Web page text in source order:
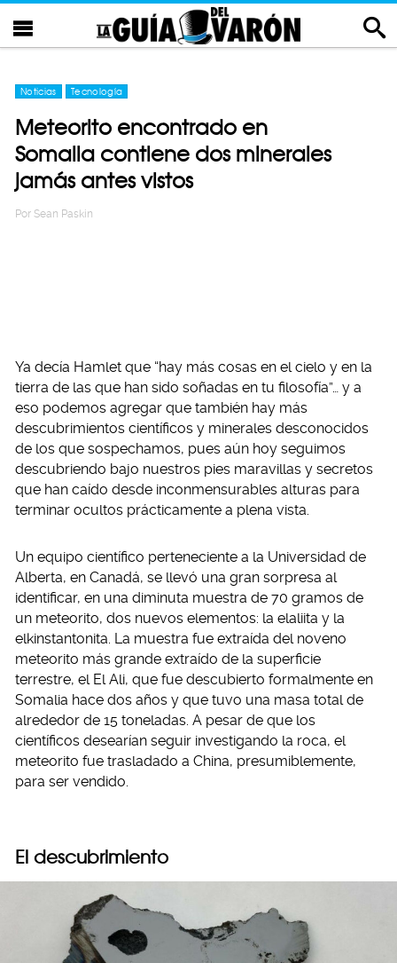
Noticias Tecnología
Meteorito encontrado en
Somalia contiene dos minerales
jamás antes vistos
Por Sean Paskin
Ya decía Hamlet que “hay más cosas en el cielo y en la
tierra de las que han sido soñadas en tu filosofía”… y a
eso podemos agregar que también hay más
descubrimientos científicos y minerales desconocidos
de los que sospechamos, pues aún hoy seguimos
descubriendo bajo nuestros pies maravillas y secretos
que han caído desde inconmensurables alturas para
terminar ocultos prácticamente a plena vista.
Un equipo científico perteneciente a la Universidad de
Alberta, en Canadá, se llevó una gran sorpresa al
identificar, en una diminuta muestra de 70 gramos de
un meteorito, dos nuevos elementos: la elaliita y la
elkinstantonita. La muestra fue extraída del noveno
meteorito más grande extraído de la superficie
terrestre, el El Ali, que fue descubierto formalmente en
Somalia hace dos años y que tuvo una masa total de
alrededor de 15 toneladas. A pesar de que los
científicos desearían seguir investigando la roca, el
meteorito fue trasladado a China, presumiblemente,
para ser vendido.
El descubrimiento